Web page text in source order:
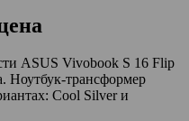
ASUS Vivobook S 16 Flip
Ноутбук-трансформер
Cool Silver и